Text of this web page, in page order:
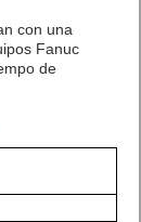
con una
Fanuc
de